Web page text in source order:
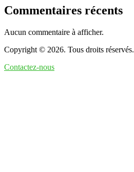
Commentaires récents
Aucun commentaire à afficher.
Copyright © 2026. Tous droits réservés.
Contactez-nous